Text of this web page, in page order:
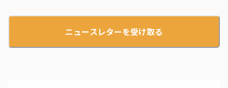
ニュースレターを受け取る